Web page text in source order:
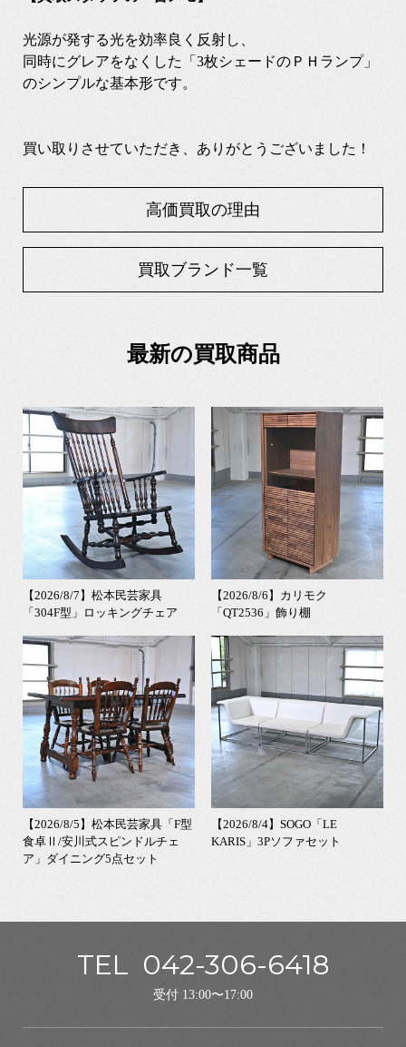
光源が発する光を効率良く反射し、
同時にグレアをなくした「3枚シェードのＰＨランプ」
のシンプルな基本形です。
買い取りさせていただき、ありがとうございました！
高価買取の理由
買取ブランド一覧
最新の買取商品
【2026/8/7】松本民芸家具
「304F型」ロッキングチェア
【2026/8/6】カリモク
「QT2536」飾り棚
【2026/8/5】松本民芸家具「F型
食卓Ⅱ/安川式スピンドルチェ
ア」ダイニング5点セット
【2026/8/4】SOGO「LE
KARIS」3Pソファセット
TEL 042-306-6418
受付 13:00〜17:00